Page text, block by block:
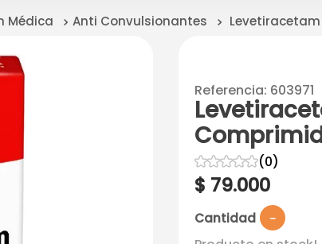
Médica Anti Convulsionantes Levetiracetam
Referencia: 603971
☆☆☆☆☆(0)
$ 79.000
Cantidad －